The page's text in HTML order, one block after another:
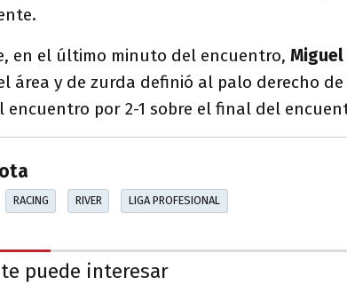
en el último minuto del encuentro,
área y de zurda definió al palo derecho de
encuentro por 2-1 sobre el final del
RACING RIVER LIGA PROFESIONAL
puede interesar